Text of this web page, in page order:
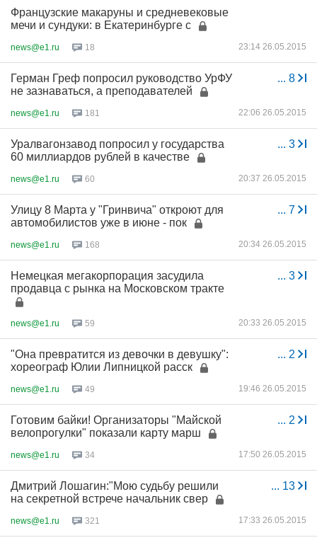
Французские макаруны и средневековые
мечи и сундуки: в Екатеринбурге с
news@e1.ru 18 23:14 26.05.2015
... 8
Герман Греф попросил руководство УрФУ
не зазнаваться, а преподавателей
news@e1.ru 181 22:06 26.05.2015
... 3
Уралвагонзавод попросил у государства
60 миллиардов рублей в качестве
news@e1.ru 60 20:37 26.05.2015
... 7
Улицу 8 Марта у "Гринвича" откроют для
автомобилистов уже в июне - пок
news@e1.ru 168 20:34 26.05.2015
... 3
Немецкая мегакорпорация засудила
продавца с рынка на Московском тракте
news@e1.ru 59 20:33 26.05.2015
... 2
"Она превратится из девочки в девушку":
хореограф Юлии Липницкой расск
news@e1.ru 49 19:46 26.05.2015
... 2
Готовим байки! Организаторы "Майской
велопрогулки" показали карту марш
news@e1.ru 34 17:50 26.05.2015
... 13
Дмитрий Лошагин:"Мою судьбу решили
на секретной встрече начальник свер
news@e1.ru 321 17:33 26.05.2015